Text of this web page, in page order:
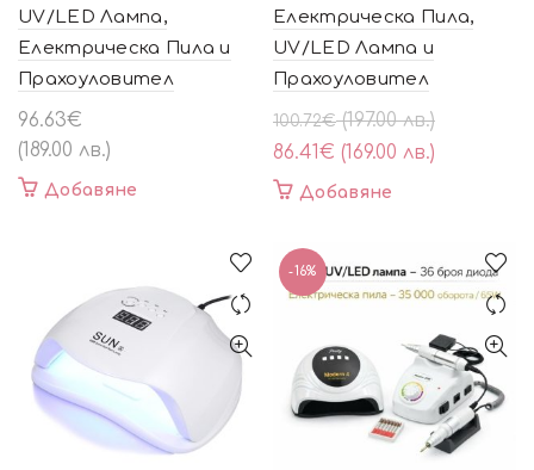
UV/LED Лампа,
Електрическа Пила и
Прахоуловител
96.63€
(189.00 лв.)
Добавяне
Електрическа Пила,
UV/LED Лампа и
Прахоуловител
100.72€ (197.00 лв.)
Original
price
was:
100.72€
лв.).
86.41€ (169.00 лв.)
Текущата
цена
е:
86.41€
лв.).
Добавяне
-16%